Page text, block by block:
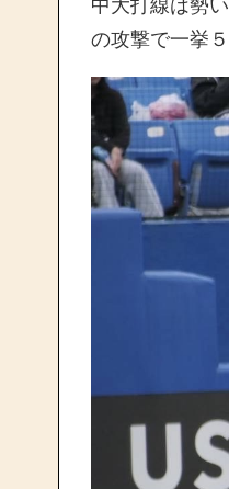
中大打線は勢
の攻撃で一挙